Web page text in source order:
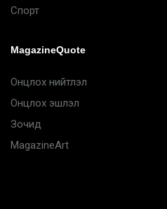
Спорт
MagazineQuote
Онцлох нийтлэл
Онцлох эшлэл
Зочид
MagazineArt